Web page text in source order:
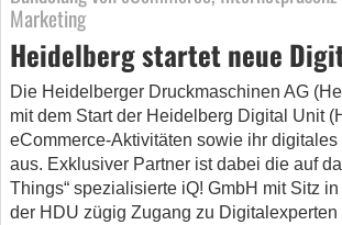
Marketing
Heidelberg startet neue
Die Heidelberger Druckmaschinen AG
mit dem Start der Heidelberg Digital Unit
eCommerce-Aktivitäten sowie ihr digitales
aus. Exklusiver Partner ist dabei die auf
Things“ spezialisierte iQ! GmbH mit Sitz in
der HDU zügig Zugang zu Digitalexperten